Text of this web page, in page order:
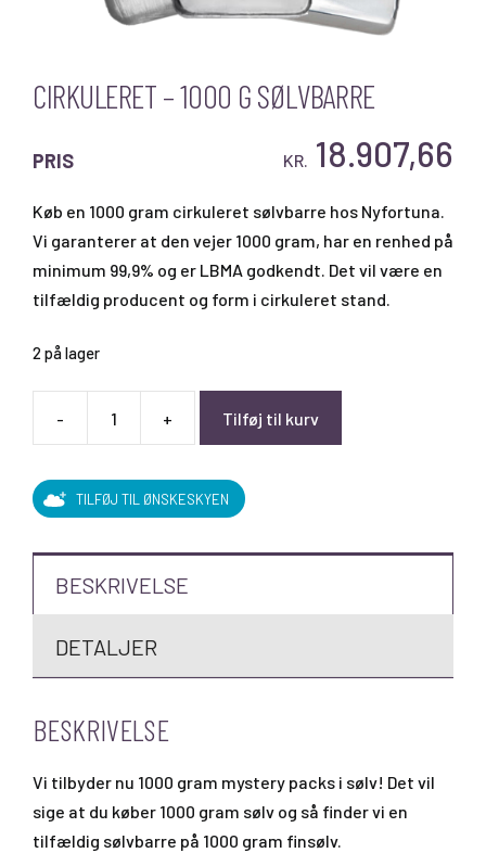
CIRKULERET – 1000 G SØLVBARRE
PRIS KR. 18.907,66
Køb en 1000 gram cirkuleret sølvbarre hos Nyfortuna.
Vi garanterer at den vejer 1000 gram, har en renhed på
minimum 99,9% og er LBMA godkendt. Det vil være en
tilfældig producent og form i cirkuleret stand.
2 på lager
-
Cirkuleret
1000
g
sølvbarre
+ Tilføj til kurv
TILFØJ TIL ØNSKESKYEN
BESKRIVELSE
DETALJER
BESKRIVELSE
Vi tilbyder nu 1000 gram mystery packs i sølv! Det vil
sige at du køber 1000 gram sølv og så finder vi en
tilfældig sølvbarre på 1000 gram finsølv.